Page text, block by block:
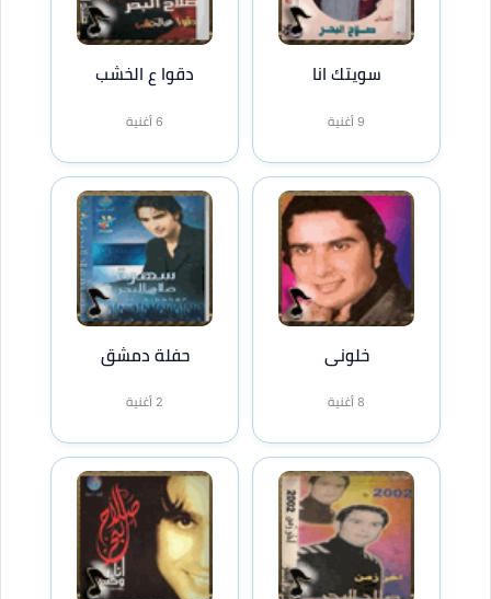
سويتك انا
9 أغنية
دقوا ع الخشب
6 أغنية
خلونى
8 أغنية
حفلة دمشق
2 أغنية